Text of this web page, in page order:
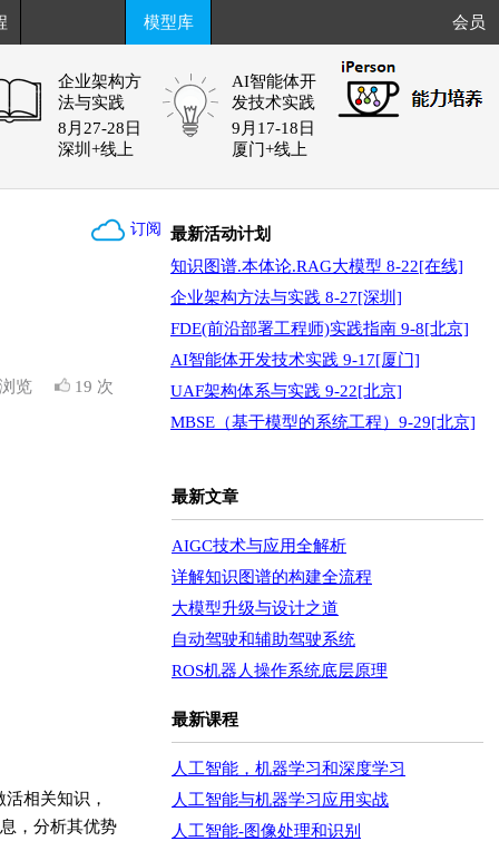
模型库 会员
企业架构方
法与实践
8月27-28日
深圳+线上
AI智能体开
发技术实践
9月17-18日
厦门+线上
订阅
览 19 次
相关知识，
，分析其优势
最新活动计划
知识图谱.本体论.RAG大模型 8-22[在线]
企业架构方法与实践 8-27[深圳]
FDE(前沿部署工程师)实践指南 9-8[北京]
AI智能体开发技术实践 9-17[厦门]
UAF架构体系与实践 9-22[北京]
MBSE（基于模型的系统工程）9-29[北京]
最新文章
AIGC技术与应用全解析
详解知识图谱的构建全流程
大模型升级与设计之道
自动驾驶和辅助驾驶系统
ROS机器人操作系统底层原理
最新课程
人工智能，机器学习和深度学习
人工智能与机器学习应用实战
人工智能-图像处理和识别